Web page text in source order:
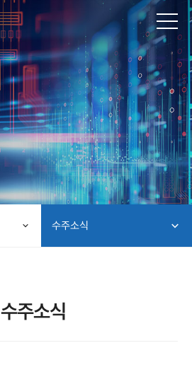
수주소식
수주소식